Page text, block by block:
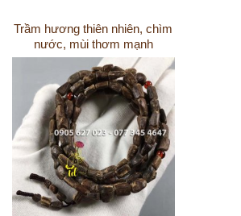
Trầm hương thiên nhiên, chìm
nước, mùi thơm mạnh